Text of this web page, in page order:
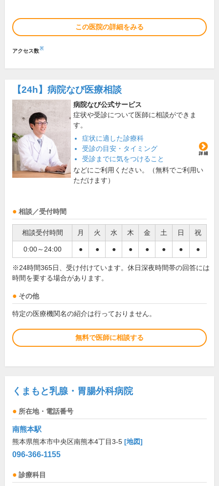
この医院の詳細をみる
アクセス数※
【24h】 病院なび医療相談
病院なび公式サービス
症状や受診について医師に相談ができま
す。
症状に適した診療科
受診の目安・タイミング
受診までに気をつけること
などにご利用ください。（無料でご利用い
ただけます）
相談／受付時間
相談受付時間 月 火 水 木 金 土 日 祝
0:00～24:00 ● ● ● ● ● ● ● ●
※24時間365日、受け付けています。休日深夜時間帯の回答には
時間を要する場合があります。
その他
特定の医療機関名の紹介は行っておりません。
無料で医師に相談する
くまもと乳腺・胃腸外科病院
所在地・電話番号
南熊本駅
熊本県熊本市中央区南熊本4丁目3-5 [地図]
096-366-1155
診療科目